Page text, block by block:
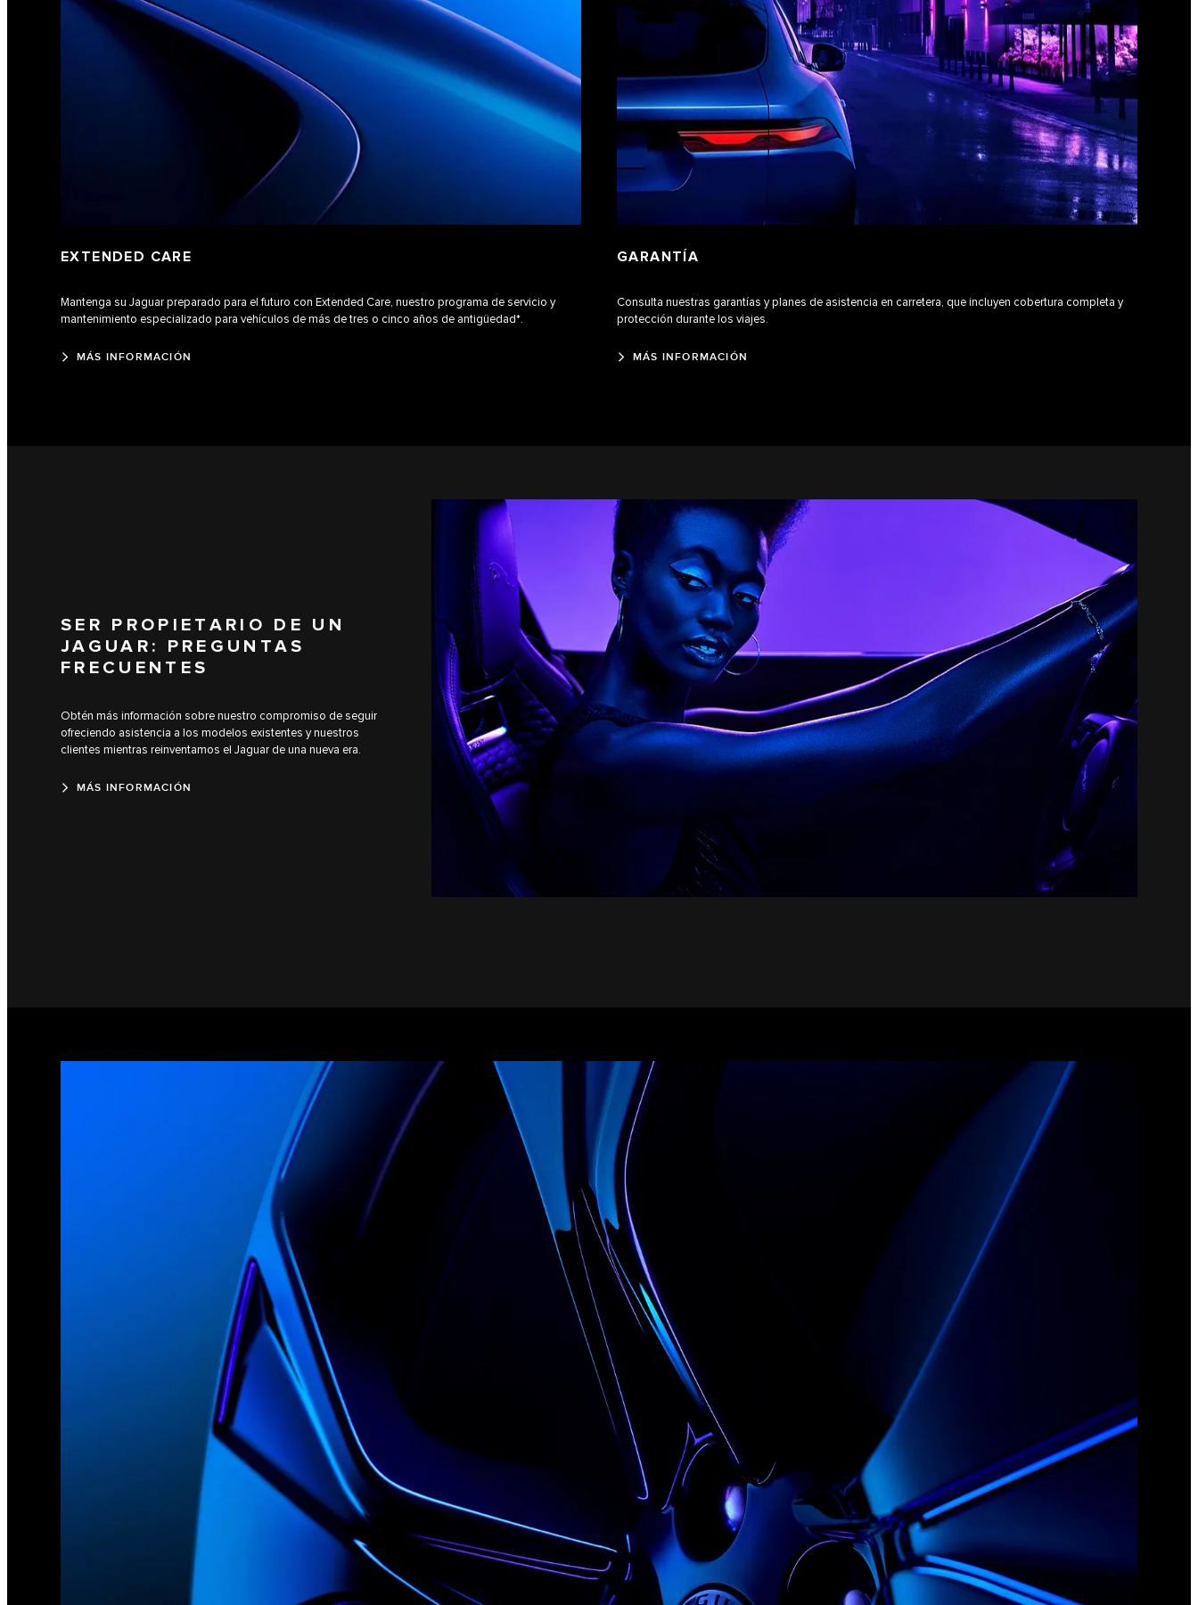
EXTENDED CARE
Mantenga su Jaguar preparado para el futuro con Extended Care, nuestro programa de servicio y
mantenimiento especializado para vehículos de más de tres o cinco años de antigüedad*.
MÁS INFORMACIÓN
GARANTÍA
Consulta nuestras garantías y planes de asistencia en carretera, que incluyen cobertura completa y
protección durante los viajes.
MÁS INFORMACIÓN
SER PROPIETARIO DE UN
JAGUAR: PREGUNTAS
FRECUENTES
Obtén más información sobre nuestro compromiso de seguir
ofreciendo asistencia a los modelos existentes y nuestros
clientes mientras reinventamos el Jaguar de una nueva era.
MÁS INFORMACIÓN